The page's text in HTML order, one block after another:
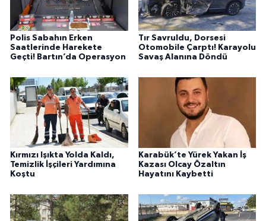
Polis Sabahın Erken
Saatlerinde Harekete
Geçti! Bartın’da Operasyon
Tır Savruldu, Dorsesi
Otomobile Çarptı! Karayolu
Savaş Alanına Döndü
Kırmızı Işıkta Yolda Kaldı,
Temizlik İşçileri Yardımına
Koştu
Karabük’te Yürek Yakan İş
Kazası Olcay Özaltın
Hayatını Kaybetti